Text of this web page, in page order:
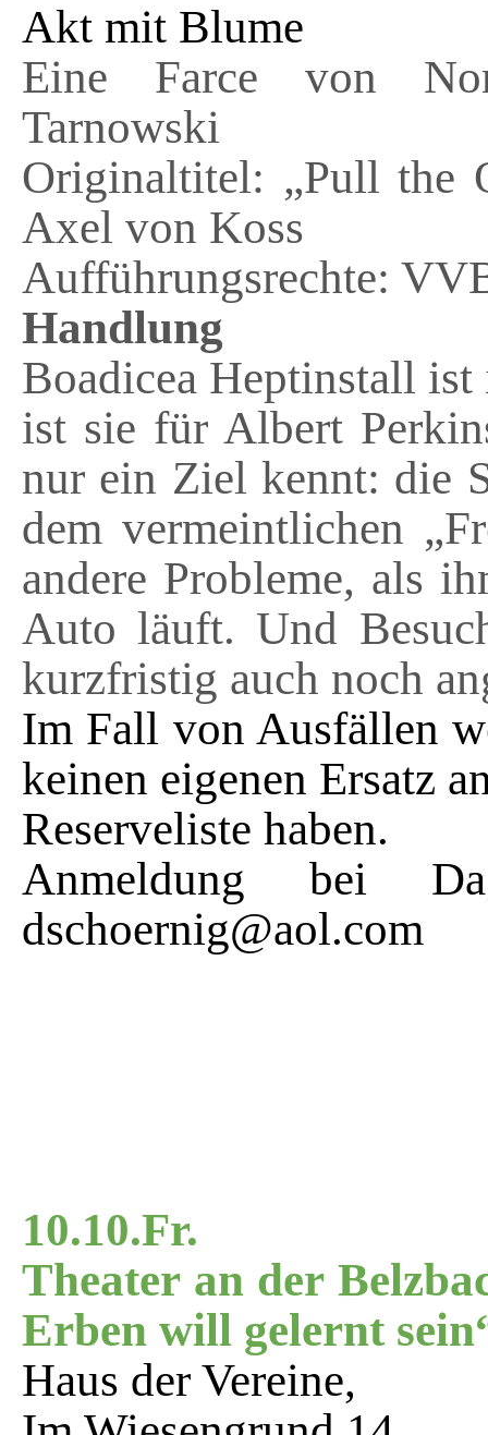
Akt mit Blume
Eine Farce von
Tarnowski
Originaltitel: „Pull the
Axel von Koss
Aufführungsrechte:
Handlung
Boadicea Heptinstall
ist sie für Albert
nur ein Ziel kennt: die
dem vermeintlichen
andere Probleme, als
Auto läuft. Und
kurzfristig auch noch
Im Fall von Ausfällen
keinen eigenen Ersatz
Reserveliste haben.
Anmeldung bei
dschoernig@aol.com
10.10.Fr.
Theater an der
Erben will gelernt
Haus der Vereine,